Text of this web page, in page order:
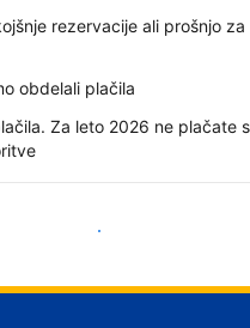
rezervacije ali prošnjo za
obdelali plačila
Za leto 2026 ne plačate